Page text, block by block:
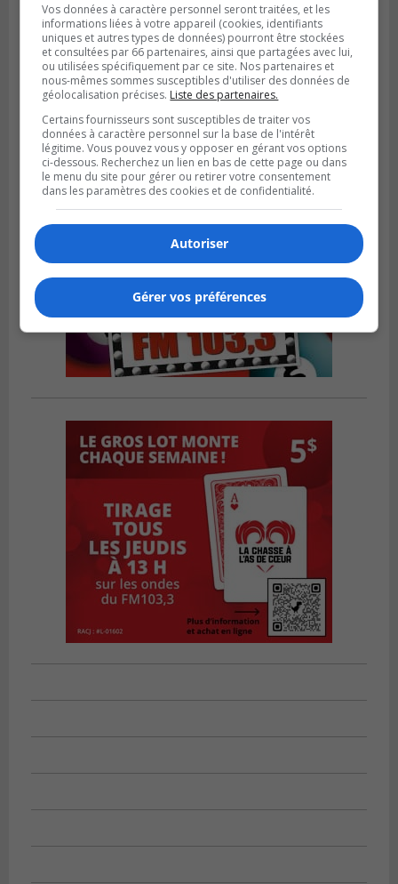
LONGUEUIL
Publié le 5 août 2026 à 08h38
Les Ducs s’inclinent 4‑3 face à ABC 16U
dans un match serré à Longueuil
Vos données à caractère personnel seront traitées, et les
informations liées à votre appareil (cookies, identifiants
uniques et autres types de données) pourront être stockées
et consultées par 66 partenaires, ainsi que partagées avec lui,
ou utilisées spécifiquement par ce site. Nos partenaires et
nous-mêmes sommes susceptibles d'utiliser des données de
géolocalisation précises. Liste des partenaires.
Certains fournisseurs sont susceptibles de traiter vos
données à caractère personnel sur la base de l'intérêt
légitime. Vous pouvez vous y opposer en gérant vos options
ci-dessous. Recherchez un lien en bas de cette page ou dans
le menu du site pour gérer ou retirer votre consentement
dans les paramètres des cookies et de confidentialité.
Autoriser
Gérer vos préférences